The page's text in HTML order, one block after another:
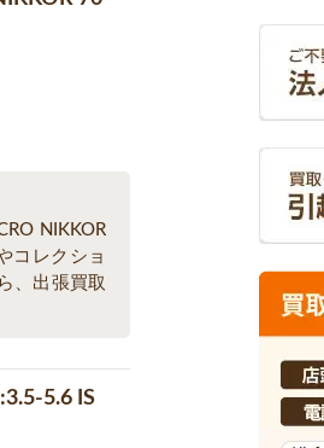
NIKKOR
コレクショ
、出張買取
5.6 IS